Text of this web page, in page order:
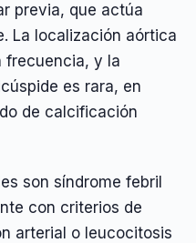
previa, que actúa
La localización aórtica
frecuencia, y la
es rara, en
de calcificación
son síndrome febril
con criterios de
arterial o leucocitosis